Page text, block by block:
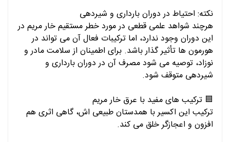
نکته: احتیاط در دوران بارداری و شیردهی
هرچند شواهد علمی قطعی در مورد خطر مستقیم خار مریم در
این دوران وجود ندارد، اما ترکیبات فعال آن می تواند در
هورمون ها تأثیر گذار باشد. برای اطمینان از سلامت مادر و
نوزاد، توصیه می شود مصرف آن در دوران بارداری و
شیردهی متوقف شود.
🟦 ترکیب های مفید با عرق خار مریم
ترکیب این اکسیر با همدستان طبیعی اش، گاهی اثری هم
افزون و اعجازگر خلق می کند.